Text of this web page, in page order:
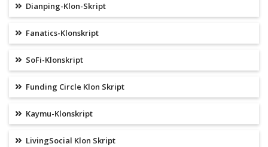
Dianping-Klon-Skript
Fanatics-Klonskript
SoFi-Klonskript
Funding Circle Klon Skript
Kaymu-Klonskript
LivingSocial Klon Skript